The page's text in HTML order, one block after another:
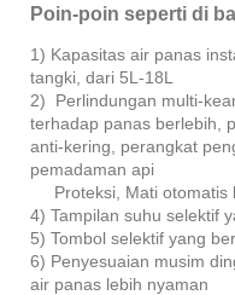
Poin-poin seperti di
1) Kapasitas air panas
tangki, dari 5L-18L
2) Perlindungan multi-
terhadap panas berlebih,
anti-kering, perangkat
pemadaman api
Proteksi, Mati otomatis
4) Tampilan suhu selektif
5) Tombol selektif yang
6) Penyesuaian musim
air panas lebih nyaman